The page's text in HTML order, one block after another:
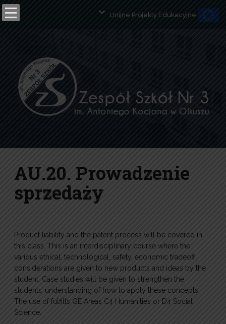
Unijne Projekty Edukacyjne
AU.20. Prowadzenie
sprzedaży
Product liability and the patent process will be covered in
this class. This is an interdisciplinary course where the
various ethical, technological, safety, economic tradeoff
considerations are given to new products and ideas by the
student. Case studies will be given to strengthen the
students’ understanding of how to apply these concepts.
The use of fulfills GE Areas C4 Humanities or D4 Social
Science.